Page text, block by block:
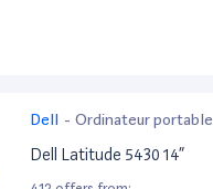
Dell - Ordinateur portable
Dell Latitude 5430 14”